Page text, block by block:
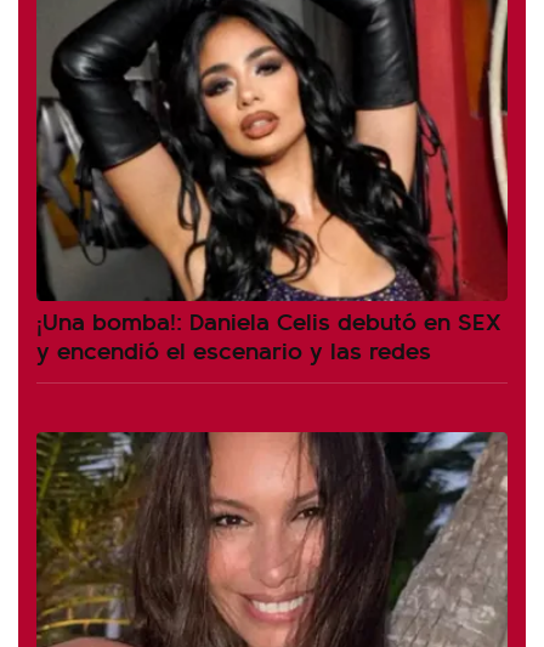
¡Una bomba!: Daniela Celis debutó en SEX
y encendió el escenario y las redes